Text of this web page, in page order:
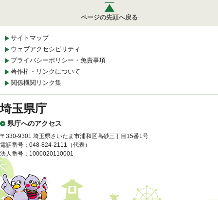
ページの先頭へ戻る
サイトマップ
ウェブアクセシビリティ
プライバシーポリシー・免責事項
著作権・リンクについて
関係機関リンク集
埼玉県庁
県庁へのアクセス
〒330-9301 埼玉県さいたま市浦和区高砂三丁目15番1号
電話番号：048-824-2111（代表）
法人番号：1000020110001